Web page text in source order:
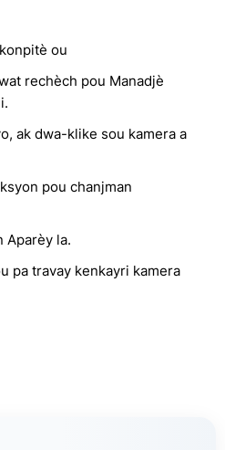
ou
rechèch pou Manadjè
ak dwa-klike sou kamera a
pou chanjman
Aparèy la.
pa travay kenkayri kamera